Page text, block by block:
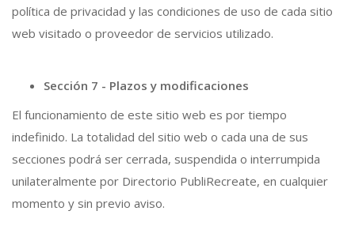
política de privacidad y las condiciones de uso de cada sitio
web visitado o proveedor de servicios utilizado.
Sección 7 - Plazos y modificaciones
El funcionamiento de este sitio web es por tiempo
indefinido. La totalidad del sitio web o cada una de sus
secciones podrá ser cerrada, suspendida o interrumpida
unilateralmente por Directorio PubliRecreate, en cualquier
momento y sin previo aviso.